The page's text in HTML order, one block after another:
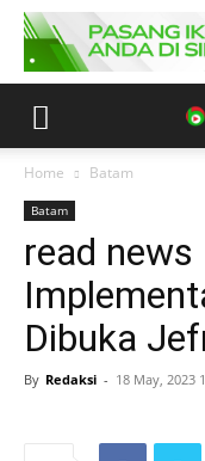
Home Batam
Batam
read
Dibuka
By Redaksi - 18 May, 2023